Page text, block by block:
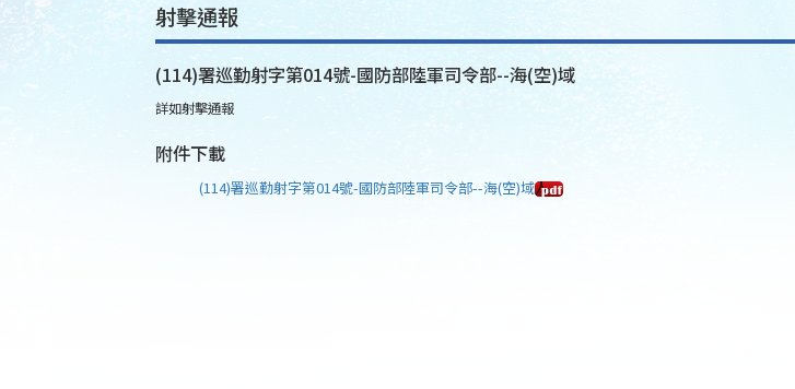
射擊通報
(114)署巡勤射字第014號-國防部陸軍司令部--海(空)域
詳如射擊通報
附件下載
(114)署巡勤射字第014號-國防部陸軍司令部--海(空)域